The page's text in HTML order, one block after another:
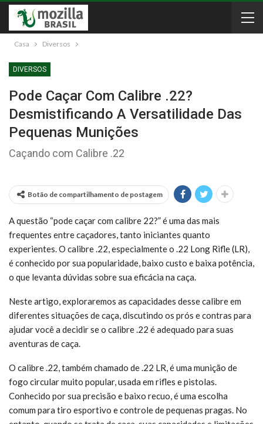
Casa Diversos
DIVERSOS
Pode Caçar Com Calibre .22?
Desmistificando A Versatilidade Das
Pequenas Munições
Caçando com Calibre .22
Botão de compartilhamento de postagem
A questão “pode caçar com calibre 22?” é uma das mais
frequentes entre caçadores, tanto iniciantes quanto
experientes. O calibre .22, especialmente o .22 Long Rifle (LR),
é conhecido por sua popularidade, baixo custo e baixa potência,
o que levanta dúvidas sobre sua eficácia na caça.
Neste artigo, exploraremos as capacidades desse calibre em
diferentes situações de caça, discutindo os prós e contras para
ajudar você a decidir se o calibre .22 é adequado para suas
aventuras de caça.
O calibre .22, também chamado de .22 LR, é uma munição de
fogo circular muito popular, usada em rifles e pistolas.
Conhecido por sua precisão e baixo recuo, é uma escolha
comum para tiro esportivo e controle de pequenas pragas. No